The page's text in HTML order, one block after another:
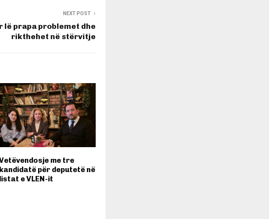
NEXT POST
lë prapa problemet dhe
rikthehet në stërvitje
me tre
kandidatë për deputetë në
listat e VLEN-it